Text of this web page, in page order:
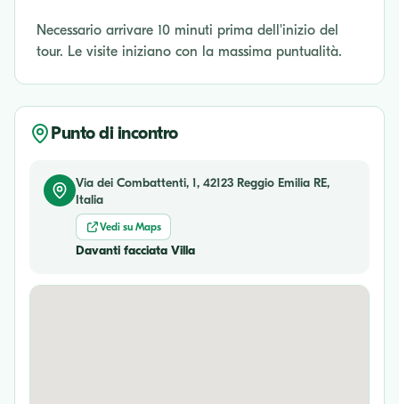
Necessario arrivare 10 minuti prima dell'inizio del
tour. Le visite iniziano con la massima puntualità.
Punto di incontro
Via dei Combattenti, 1, 42123 Reggio Emilia RE,
Italia
Vedi su Maps
Davanti facciata Villa